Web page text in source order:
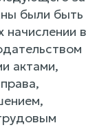
были быть
начислении в
актами,